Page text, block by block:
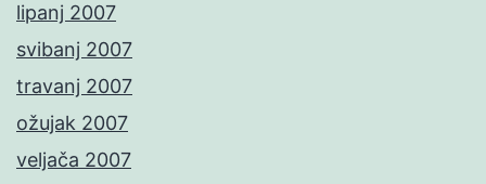
lipanj 2007
svibanj 2007
travanj 2007
ožujak 2007
veljača 2007